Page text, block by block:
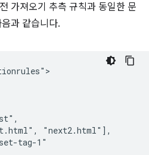
가져오기 추측 규칙과 동일한 문
과 같습니다.
"next2.html"],
tag-1"